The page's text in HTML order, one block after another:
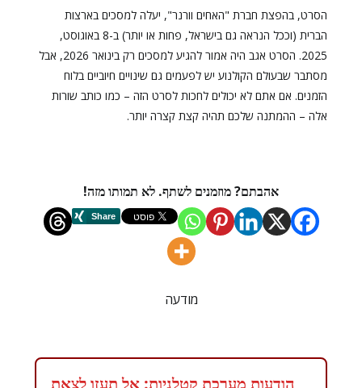
הסרט, בהפצת חברת "האחים וורנר", יעלה למסכים בארצות
הברית (וככל הנראה גם בישראל, פחות או יותר) ב-8 באוגוסט,
2025. הסרט אגב היה אמור להגיע למסכים רק בינואר 2026, אבל
מסתבר שבעולם הקולנוע יש לפעמים גם שינויים חיוביים בלוח
הזמנים. אם אתם לא יכולים לחכות לסרט הזה – כמו כותב שורות
אלה – ההמתנה שלכם תהיה קצת קצרה יותר.
אהבתם? מוזמנים לשתף. לא תמותו מזה!
מודעה
הודעות מערכת קטלניות: אל תעזו לצאת